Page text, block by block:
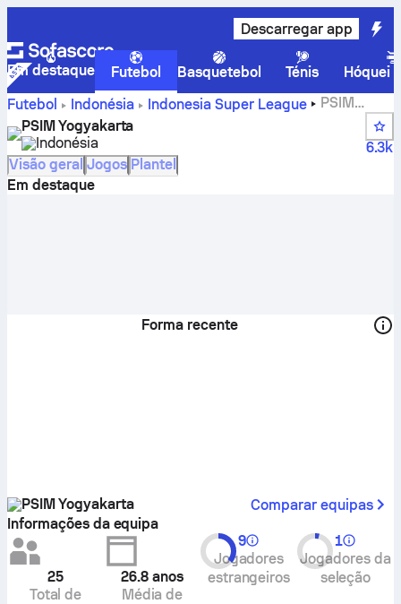
Descarregar app
Em destaque Futebol Basquetebol Ténis
Hóquei
Futebol
Indonésia Indonesia Super League
PSIM
Yogyakarta – resultados, encontros, classificação e
estatísticas dos jogadores
PSIM Yogyakarta
Indonésia
6.3k
Visão geral Jogos Plantel
Em destaque
Forma recente
PSIM Yogyakarta
Comparar equipas
Informações da equipa
25
Total de
26.8 anos
Média de
9
Jogadores
estrangeiros
1
Jogadores da
seleção